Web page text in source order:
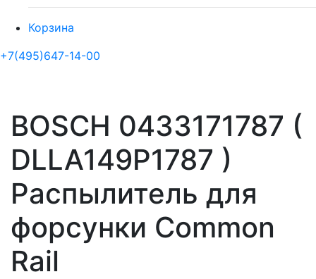
Корзина
+7(495)647-14-00
BOSCH 0433171787 (
DLLA149P1787 )
Распылитель для
форсунки Common
Rail